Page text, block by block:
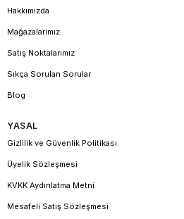
Hakkımızda
Mağazalarımız
Satış Noktalarımız
Sıkça Sorulan Sorular
Blog
YASAL
Gizlilik ve Güvenlik Politikası
Üyelik Sözleşmesi
KVKK Aydınlatma Metni
Mesafeli Satış Sözleşmesi